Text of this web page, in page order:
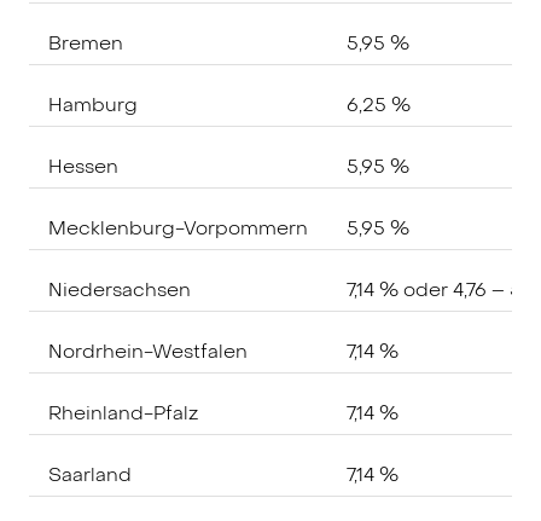
Bremen 5,95 %
Hamburg 6,25 %
Hessen 5,95 %
Mecklenburg-Vorpommern 5,95 %
Niedersachsen 7,14 % oder 4,76 –
Nordrhein-Westfalen 7,14 %
Rheinland-Pfalz 7,14 %
Saarland 7,14 %